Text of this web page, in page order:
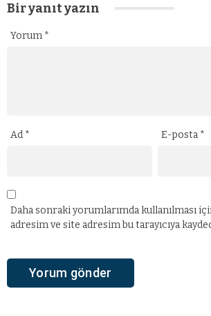
Bir yanıt yazın
Yorum *
Ad * E-posta *
Daha sonraki yorumlarımda kullanılması
adresim ve site adresim bu tarayıcıya